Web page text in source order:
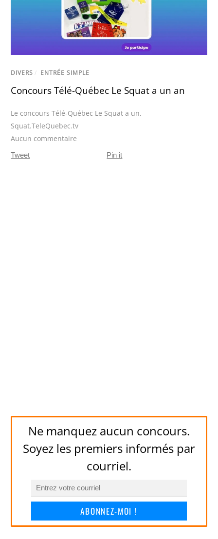
DIVERS / ENTRÉE SIMPLE
Concours Télé-Québec Le Squat a un an
Le concours Télé-Québec Le Squat a un,
Squat.TeleQuebec.tv
Aucun commentaire
Tweet Pin it
Ne manquez aucun concours.
Soyez les premiers informés par
courriel.
ABONNEZ-MOI !